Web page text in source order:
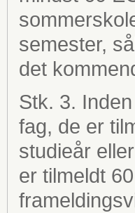
semester,
det
Stk. 3.
fag, de er
studieår
er tilmeldt